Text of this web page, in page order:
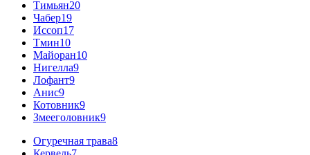
Тимьян20
Чабер19
Иссоп17
Тмин10
Майоран10
Нигелла9
Лофант9
Анис9
Котовник9
Змееголовник9
Огуречная трава8